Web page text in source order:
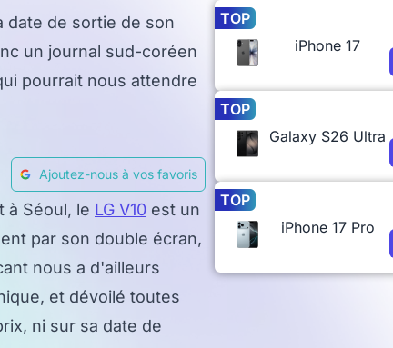
date de sortie de son
un journal sud-coréen
pourrait nous attendre
Ajoutez-nous à vos favoris
à Séoul, le LG V10 est un
par son double écran,
nous a d'ailleurs
et dévoilé toutes
ni sur sa date de
TOP
iPhone 17
TOP
Galaxy S26 Ultra
TOP
iPhone 17 Pro